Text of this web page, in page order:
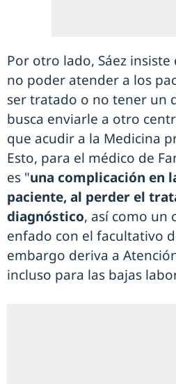
Por otro lado, Sáez
no poder atender a los
ser tratado o no tener un
busca enviarle a otro
que acudir a la Medicina
Esto, para el médico de
es "una complicación en
paciente, al perder el
diagnóstico, así como un
enfado con el facultativo
embargo deriva a
incluso para las bajas